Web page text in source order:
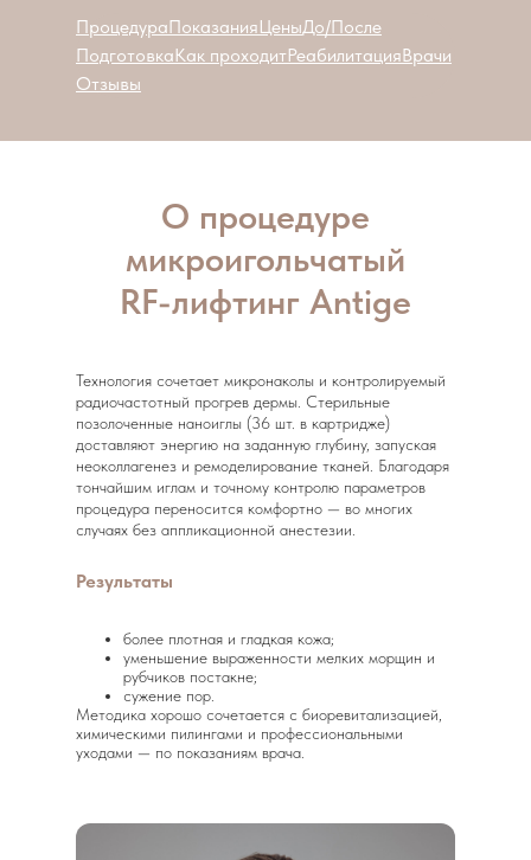
ПроцедураПоказанияЦеныДо/После
ПодготовкаКак проходитРеабилитацияВрачи
Отзывы
О процедуре
микроигольчатый
RF-лифтинг Antige
Технология сочетает микронаколы и контролируемый
радиочастотный прогрев дермы. Стерильные
позолоченные наноиглы (36 шт. в картридже)
доставляют энергию на заданную глубину, запуская
неоколлагенез и ремоделирование тканей. Благодаря
тончайшим иглам и точному контролю параметров
процедура переносится комфортно — во многих
случаях без аппликационной анестезии.
более плотная и гладкая кожа;
уменьшение выраженности мелких морщин и
рубчиков постакне;
сужение пор.
Методика хорошо сочетается с биоревитализацией,
химическими пилингами и профессиональными
уходами — по показаниям врача.
Результаты